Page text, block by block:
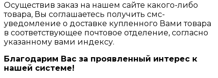
Осуществив заказ на нашем сайте какого-либо
товара, Вы соглашаетесь получить смс-
уведомление о доставке купленного Вами товара
в соответствующее почтовое отделение, согласно
указанному вами индексу.
Благодарим Вас за проявленный интерес к
нашей системе!